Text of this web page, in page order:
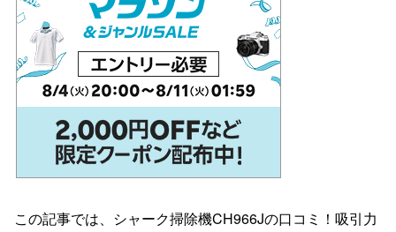
この記事では、シャーク掃除機CH966Jの口コミ！吸引力